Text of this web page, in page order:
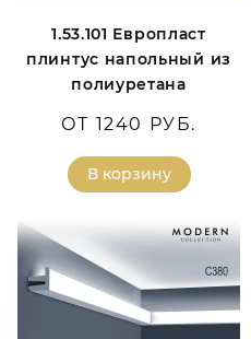
1.53.101 Европласт
плинтус напольный из
полиуретана
ОТ 1240 РУБ.
В корзину